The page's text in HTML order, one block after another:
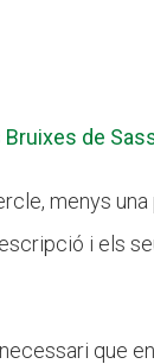
Bruixes de
menys
i els
que